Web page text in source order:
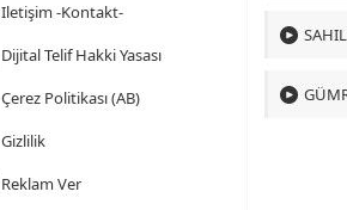
Iletişim -Kontakt-
Dijital Telif Hakki Yasası
Çerez Politikası (AB)
Gizlilik
Reklam Ver